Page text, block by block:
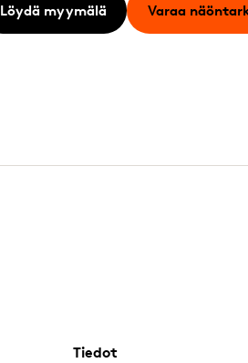
Löydä myymälä Varaa
Tiedot